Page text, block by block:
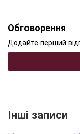
Обговорення
Додайте перший
Інші записи